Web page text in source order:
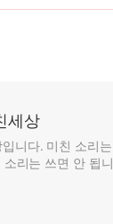
세상
니다. 미친 소리는
리는 쓰면 안 됩니